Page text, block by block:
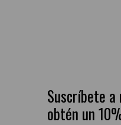
Suscríbete
obtén un